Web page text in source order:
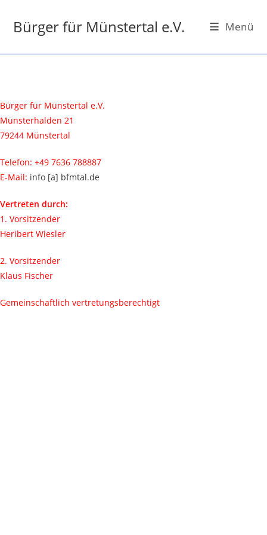
Bürger für Münstertal e.V. Menü
Bürger für Münstertal e.V.
Münsterhalden 21
79244 Münstertal
Telefon: +49 7636 788887
E-Mail: info [a] bfmtal.de
Vertreten durch:
1. Vorsitzender
Heribert Wiesler
2. Vorsitzender
Klaus Fischer
Gemeinschaftlich vertretungsberechtigt